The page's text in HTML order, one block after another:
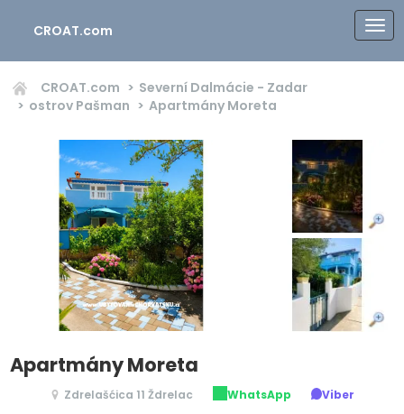
CROAT.com
CROAT.com
Severní Dalmácie - Zadar
ostrov Pašman
Apartmány Moreta
Apartmány Moreta
Zdrelašćica 11 Ždrelac WhatsApp Viber